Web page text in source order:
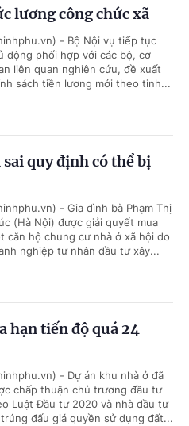
lương công chức xã
- Bộ Nội vụ tiếp tục
động phối hợp với các bộ, cơ
liên quan nghiên cứu, đề xuất
sách tiền lương mới theo tinh...
quy định có thể bị
- Gia đình bà Phạm Thị
(Hà Nội) được giải quyết mua
căn hộ chung cư nhà ở xã hội do
nghiệp tư nhân đầu tư xây...
hạn tiến độ quá 24
- Dự án khu nhà ở đã
chấp thuận chủ trương đầu tư
Luật Đầu tư 2020 và nhà đầu tư
đấu giá quyền sử dụng đất...